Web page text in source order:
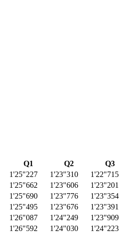
Q1 Q2 Q3
1'25"227 1'23"310 1'22"715
1'25"662 1'23"606 1'23"201
1'25"690 1'23"776 1'23"354
1'25"495 1'23"676 1'23"391
1'26"087 1'24"249 1'23"909
1'26"592 1'24"030 1'24"223